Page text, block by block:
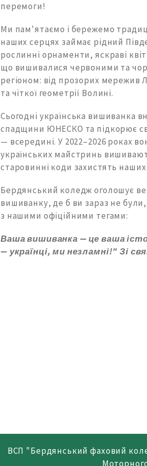
перемоги!
Ми пам'ятаємо і бережемо
наших серцях займає рідний
рослинні орнаменти, яскраві
що вишивалися червоними та
регіоном: від прозорих мережив
та чіткої геометрії Волині.
Сьогодні українська вишиванка
спадщини ЮНЕСКО та підкорює
— всередині. У 2022–2026 роках
українських майстринь
старовинні коди захистять
Бердянський коледж оголошує
вишиванку, де б ви зараз не
з нашими офіційними тегами:
Ваша вишиванка — це ваша
— українці, ми незламні!" Зі
ВСП "Бердянський фаховий